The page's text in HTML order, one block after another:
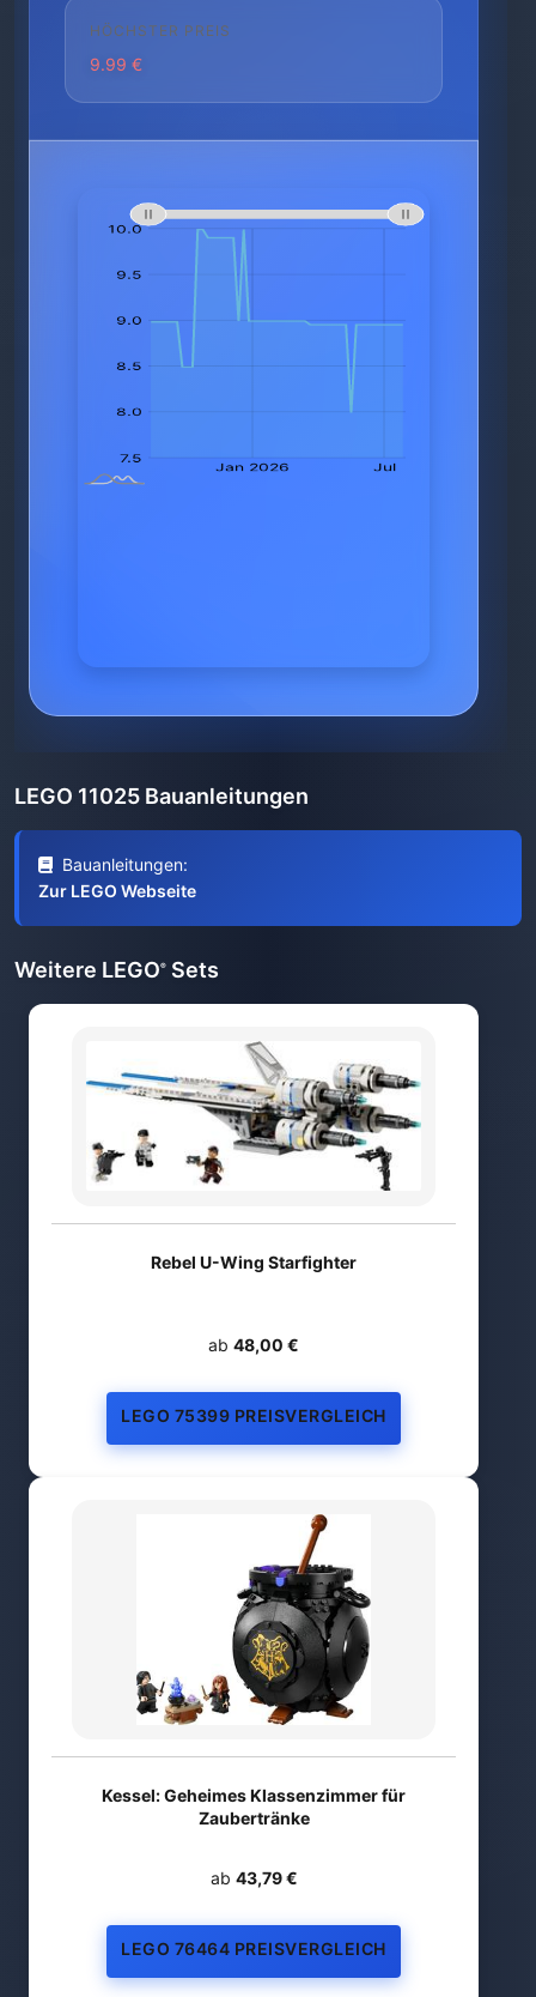
HÖCHSTER PREIS
9.99 €
LEGO 11025 Bauanleitungen
Bauanleitungen:
Zur LEGO Webseite
Weitere LEGO® Sets
Rebel U-Wing Starfighter
ab 48,00 €
LEGO 75399 PREISVERGLEICH
Kessel: Geheimes Klassenzimmer für
Zaubertränke
ab 43,79 €
LEGO 76464 PREISVERGLEICH